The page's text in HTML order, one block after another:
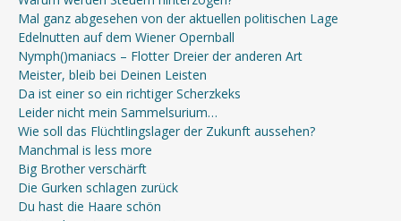
Mal ganz abgesehen von der aktuellen politischen Lage
Edelnutten auf dem Wiener Opernball
Nymph()maniacs – Flotter Dreier der anderen Art
Meister, bleib bei Deinen Leisten
Da ist einer so ein richtiger Scherzkeks
Leider nicht mein Sammelsurium…
Wie soll das Flüchtlingslager der Zukunft aussehen?
Manchmal is less more
Big Brother verschärft
Die Gurken schlagen zurück
Du hast die Haare schön